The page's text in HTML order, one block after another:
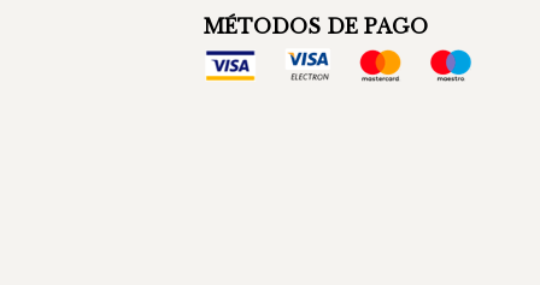
MÉTODOS DE PAGO